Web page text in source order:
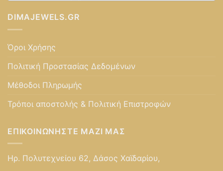
DIMAJEWELS.GR
Όροι Χρήσης
Πολιτική Προστασίας Δεδομένων
Μέθοδοι Πληρωμής
Τρόποι αποστολής & Πολιτική Επιστροφών
ΕΠΙΚΟΙΝΩΝΉΣΤΕ ΜΑΖΊ ΜΑΣ
Ηρ. Πολυτεχνείου 62, Δάσος Χαϊδαρίου,